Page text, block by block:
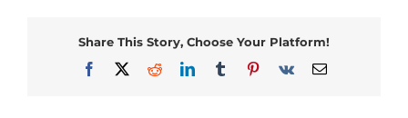
Share This Story, Choose Your Platform!
Facebook
X RedditLinkedInTumblrPinterest
Vk Email